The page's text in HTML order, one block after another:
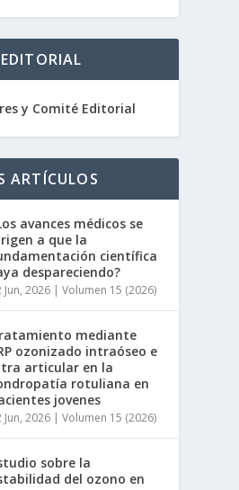
y Comité Editorial
ARTÍCULOS
avances médicos se
a que la
científica
despareciendo?
Jun, 2026 |Volumen 15 (2026)
mediante
ozonizado intraóseo e
articular en la
rotuliana en
jovenes
Jun, 2026 |Volumen 15 (2026)
sobre la
del ozono en